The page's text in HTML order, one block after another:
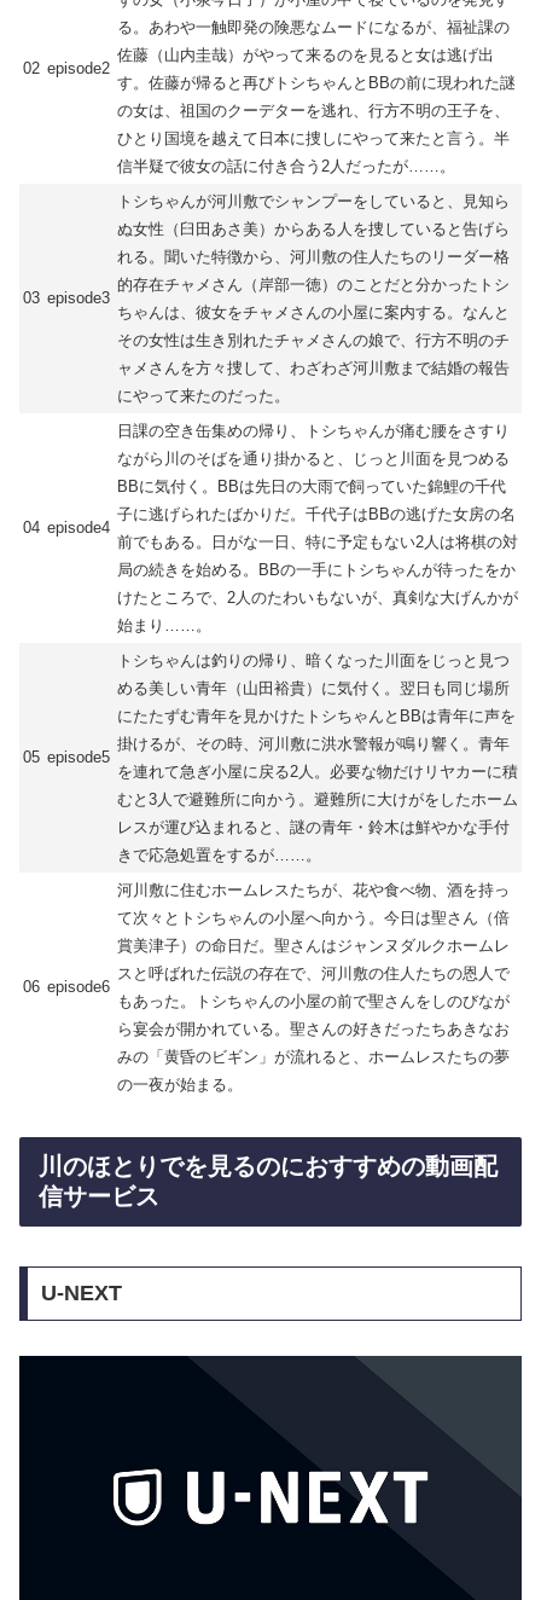
02 episode2
る。あわや一触即発の険悪なムードになるが、福祉課の
佐藤（山内圭哉）がやって来るのを見ると女は逃げ出
す。佐藤が帰ると再びトシちゃんとBBの前に現われた謎
の女は、祖国のクーデターを逃れ、行方不明の王子を、
ひとり国境を越えて日本に捜しにやって来たと言う。半
信半疑で彼女の話に付き合う2人だったが……。
03 episode3
トシちゃんが河川敷でシャンプーをしていると、見知ら
ぬ女性（臼田あさ美）からある人を捜していると告げら
れる。聞いた特徴から、河川敷の住人たちのリーダー格
的存在チャメさん（岸部一徳）のことだと分かったトシ
ちゃんは、彼女をチャメさんの小屋に案内する。なんと
その女性は生き別れたチャメさんの娘で、行方不明のチ
ャメさんを方々捜して、わざわざ河川敷まで結婚の報告
にやって来たのだった。
04 episode4
日課の空き缶集めの帰り、トシちゃんが痛む腰をさすり
ながら川のそばを通り掛かると、じっと川面を見つめる
BBに気付く。BBは先日の大雨で飼っていた錦鯉の千代
子に逃げられたばかりだ。千代子はBBの逃げた女房の名
前でもある。日がな一日、特に予定もない2人は将棋の対
局の続きを始める。BBの一手にトシちゃんが待ったをか
けたところで、2人のたわいもないが、真剣な大げんかが
始まり……。
05 episode5
トシちゃんは釣りの帰り、暗くなった川面をじっと見つ
める美しい青年（山田裕貴）に気付く。翌日も同じ場所
にたたずむ青年を見かけたトシちゃんとBBは青年に声を
掛けるが、その時、河川敷に洪水警報が鳴り響く。青年
を連れて急ぎ小屋に戻る2人。必要な物だけリヤカーに積
むと3人で避難所に向かう。避難所に大けがをしたホーム
レスが運び込まれると、謎の青年・鈴木は鮮やかな手付
きで応急処置をするが……。
06 episode6
河川敷に住むホームレスたちが、花や食べ物、酒を持っ
て次々とトシちゃんの小屋へ向かう。今日は聖さん（倍
賞美津子）の命日だ。聖さんはジャンヌダルクホームレ
スと呼ばれた伝説の存在で、河川敷の住人たちの恩人で
もあった。トシちゃんの小屋の前で聖さんをしのびなが
ら宴会が開かれている。聖さんの好きだったちあきなお
みの「黄昏のビギン」が流れると、ホームレスたちの夢
の一夜が始まる。
川のほとりでを見るのにおすすめの動画配
信サービス
U-NEXT